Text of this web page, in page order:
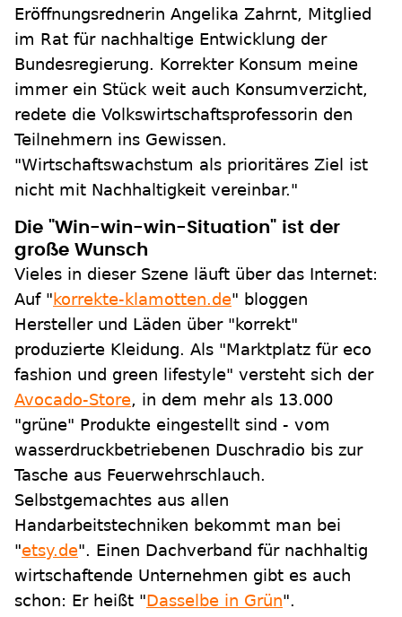
Eröffnungsrednerin Angelika Zahrnt, Mitglied
im Rat für nachhaltige Entwicklung der
Bundesregierung. Korrekter Konsum meine
immer ein Stück weit auch Konsumverzicht,
redete die Volkswirtschaftsprofessorin den
Teilnehmern ins Gewissen.
"Wirtschaftswachstum als prioritäres Ziel ist
nicht mit Nachhaltigkeit vereinbar."
Die "Win-win-win-Situation" ist der
große Wunsch
Vieles in dieser Szene läuft über das Internet:
Auf "korrekte-klamotten.de" bloggen
Hersteller und Läden über "korrekt"
produzierte Kleidung. Als "Marktplatz für eco
fashion und green lifestyle" versteht sich der
Avocado-Store, in dem mehr als 13.000
"grüne" Produkte eingestellt sind - vom
wasserdruckbetriebenen Duschradio bis zur
Tasche aus Feuerwehrschlauch.
Selbstgemachtes aus allen
Handarbeitstechniken bekommt man bei
"etsy.de". Einen Dachverband für nachhaltig
wirtschaftende Unternehmen gibt es auch
schon: Er heißt "Dasselbe in Grün".